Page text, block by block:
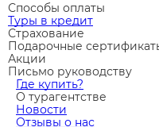
Способы оплаты
Туры в кредит
Страхование
Подарочные
Акции
Письмо руководству
Где купить?
О турагентстве
Новости
Отзывы о нас